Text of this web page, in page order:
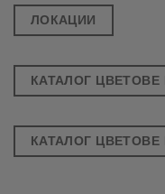
ЛОКАЦИИ
КАТАЛОГ
КАТАЛОГ